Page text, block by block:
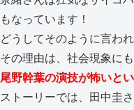
もなっています！
どうしてそのように言わ
その理由は、社会現象に
尾野幹葉の演技が怖いと
ストーリーでは、田中圭